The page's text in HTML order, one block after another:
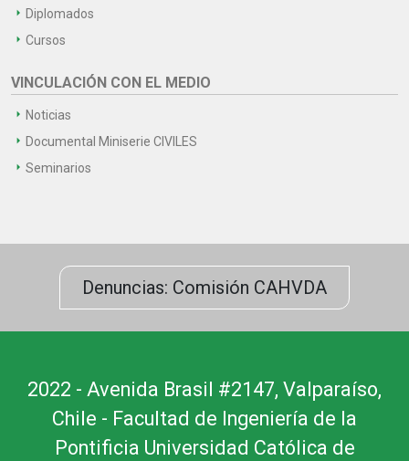
Diplomados
Cursos
VINCULACIÓN CON EL MEDIO
Noticias
Documental Miniserie CIVILES
Seminarios
Denuncias: Comisión CAHVDA
2022 - Avenida Brasil #2147, Valparaíso,
Chile - Facultad de Ingeniería de la
Pontificia Universidad Católica de